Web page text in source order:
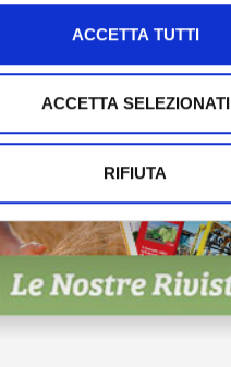
ACCETTA TUTTI
ACCETTA SELEZIONATI
RIFIUTA